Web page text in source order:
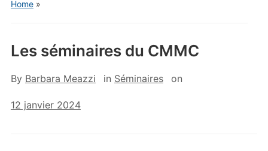
Home»
Les séminaires du CMMC
By Barbara Meazzi in Séminaires on
12 janvier 2024